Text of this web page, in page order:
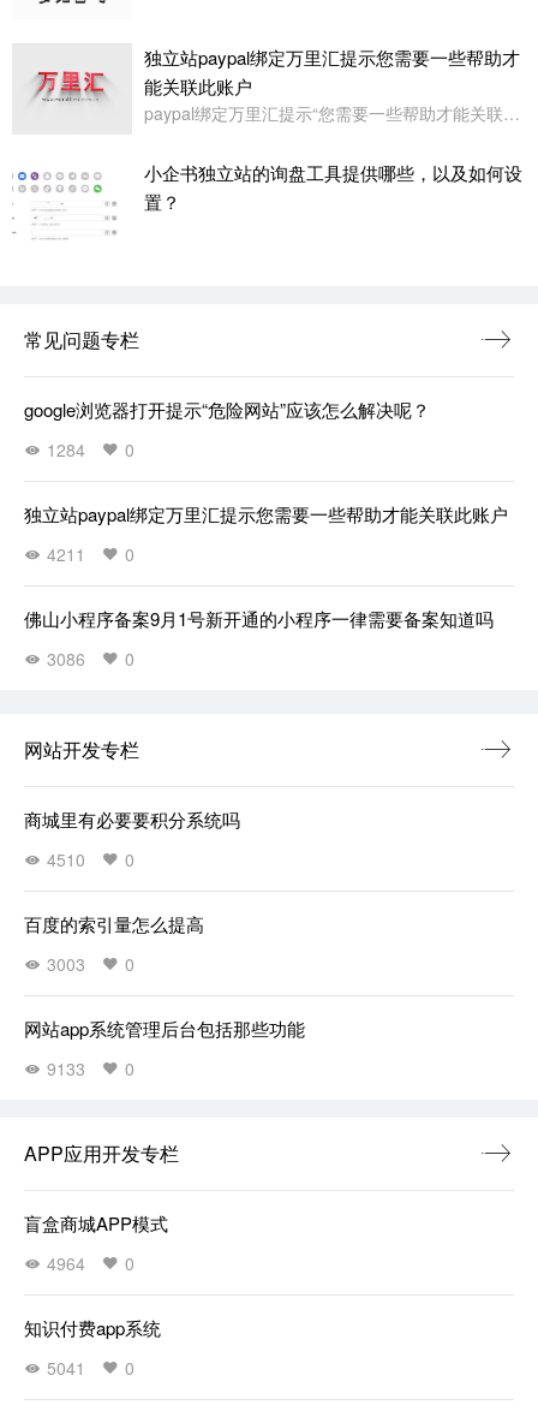
独立站paypal绑定万里汇提示您需要一些帮助才
能关联此账户
paypal绑定万里汇提示“您需要一些帮助才能关联此账户。请联系我们寻求帮助,或者您也可以绑定其它账户”
小企书独立站的询盘工具提供哪些，以及如何设
置？
常见问题专栏
google浏览器打开提示“危险网站”应该怎么解决呢？
1284 0
独立站paypal绑定万里汇提示您需要一些帮助才能关联此账户
4211 0
佛山小程序备案9月1号新开通的小程序一律需要备案知道吗
3086 0
网站开发专栏
商城里有必要要积分系统吗
4510 0
百度的索引量怎么提高
3003 0
网站app系统管理后台包括那些功能
9133 0
APP应用开发专栏
盲盒商城APP模式
4964 0
知识付费app系统
5041 0